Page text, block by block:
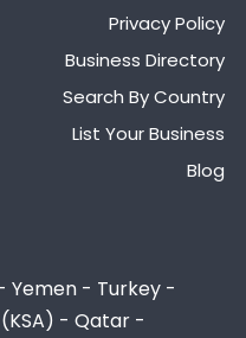
Privacy Policy
Business Directory
Search By Country
List Your Business
Blog
Yemen - Turkey -
- Qatar -